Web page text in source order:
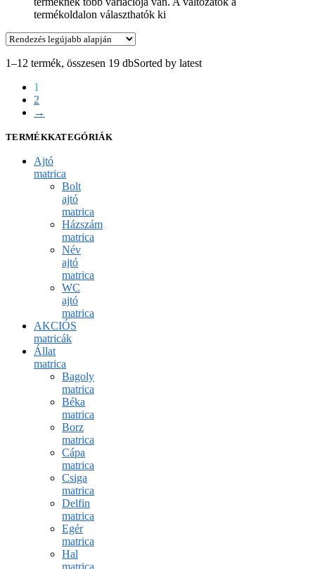
termékoldalon választhatók ki
1–12 termék, összesen 19 dbSorted by latest
1
2
→
TERMÉKKATEGÓRIÁK
Ajtó
matrica
Bolt
ajtó
matrica
Házszám
matrica
Név
ajtó
matrica
WC
ajtó
matrica
AKCIÓS
matricák
Állat
matrica
Bagoly
matrica
Béka
matrica
Borz
matrica
Cápa
matrica
Csiga
matrica
Delfin
matrica
Egér
matrica
Hal